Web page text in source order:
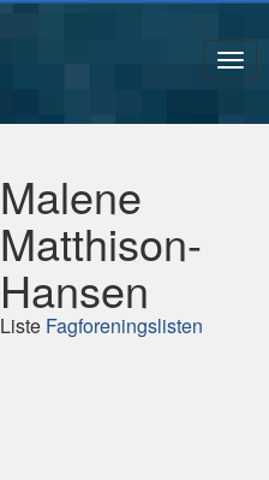
Malene
Matthison-
Hansen
Liste Fagforeningslisten